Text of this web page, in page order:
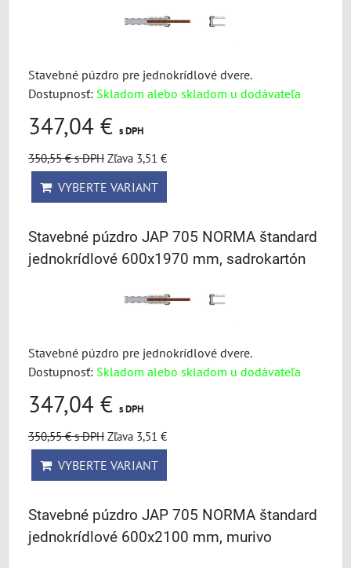
Stavebné púzdro pre jednokrídlové dvere.
Dostupnosť: Skladom alebo skladom u dodávateľa
347,04 € s DPH
350,55 €s DPH Zľava 3,51 €
VYBERTE VARIANT
Stavebné púzdro JAP 705 NORMA štandard
jednokrídlové 600x1970 mm, sadrokartón
Stavebné púzdro pre jednokrídlové dvere.
Dostupnosť: Skladom alebo skladom u dodávateľa
347,04 € s DPH
350,55 €s DPH Zľava 3,51 €
VYBERTE VARIANT
Stavebné púzdro JAP 705 NORMA štandard
jednokrídlové 600x2100 mm, murivo